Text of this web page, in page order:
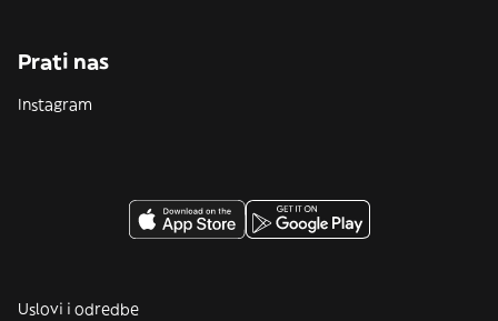
Prati nas
Instagram
Uslovi i odredbe